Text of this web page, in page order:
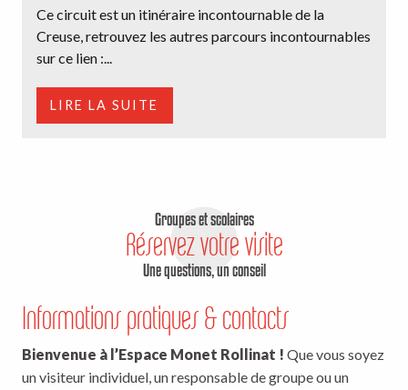
Ce circuit est un itinéraire incontournable de la
Creuse, retrouvez les autres parcours incontournables
sur ce lien :...
LIRE LA SUITE
Groupes et scolaires
Réservez votre visite
Une questions, un conseil
Informations pratiques & contacts
Bienvenue à l’Espace Monet Rollinat ! Que vous soyez
un visiteur individuel, un responsable de groupe ou un